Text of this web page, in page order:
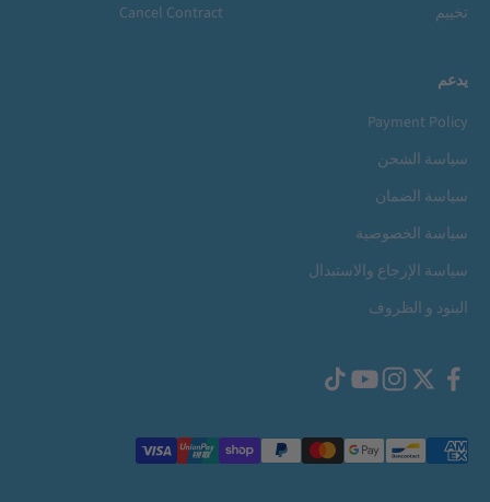
تخييم
Cancel Contract
يدعم
Payment Policy
سياسة الشحن
سياسة الضمان
سياسة الخصوصية
سياسة الإرجاع والاستبدال
البنود و الظروف